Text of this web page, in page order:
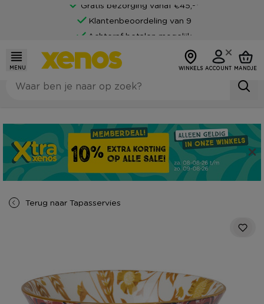
Gratis bezorging vanaf €45,-*
Klantenbeoordeling van 9
Achteraf betalen mogelijk
MENU WINKELS ACCOUNT MANDJE
Terug naar Tapasservies